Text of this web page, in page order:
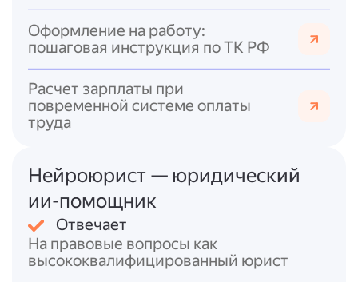
обеспечить:
перерасчёт заработной платы с учётом
отражение изменений в расчётных
листках работников;
нормативные акты, регулирующие
оплату труда.
Отделу кадров [название
организации] (ответственный: [ФИО,
должность]):
подготовить дополнительные
Оформление на работу:
пошаговая инструкция по ТК РФ
Расчет зарплаты при
повременной системе оплаты
труда
Нейроюрист — юридический
ии-помощник
Отвечает
На правовые вопросы как
высококвалифицированный юрист